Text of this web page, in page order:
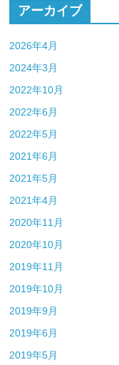
アーカイブ
2026年4月
2024年3月
2022年10月
2022年6月
2022年5月
2021年6月
2021年5月
2021年4月
2020年11月
2020年10月
2019年11月
2019年10月
2019年9月
2019年6月
2019年5月